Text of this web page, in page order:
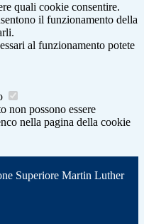
quali cookie consentire.
il funzionamento della
al funzionamento potete
non possono essere
nella pagina della cookie
Superiore Martin Luther